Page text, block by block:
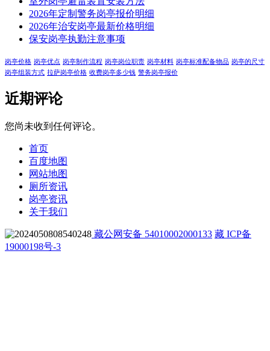
2026年定制警务岗亭报价明细
2026年治安岗亭最新价格明细
保安岗亭执勤注意事项
岗亭价格 岗亭优点 岗亭制作流程 岗亭岗位职责 岗亭材料 岗亭标准配备物品 岗亭的尺寸
岗亭组装方式 拉萨岗亭价格 收费岗亭多少钱 警务岗亭报价
近期评论
您尚未收到任何评论。
首页
百度地图
网站地图
厕所资讯
岗亭资讯
关于我们
藏公网安备 54010002000133 藏 ICP备
19000198号-3